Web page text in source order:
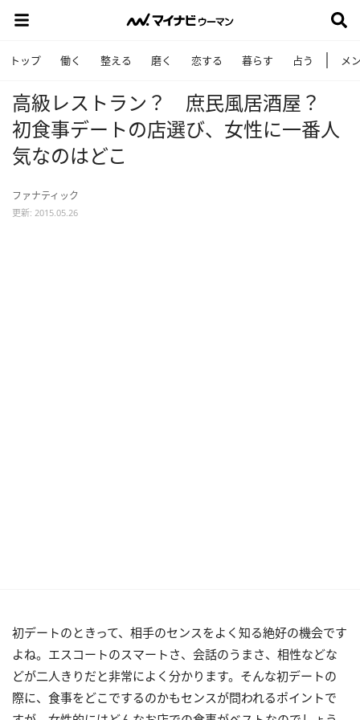
トップ 働く 整える 磨く 恋する 暮らす 占う メ
高級レストラン？ 庶民風居酒屋？
初食事デートの店選び、女性に一番人
気なのはどこ
ファナティック
更新: 2015.05.26
初デートのときって、相手のセンスをよく知る絶好の機会です
よね。エスコートのスマートさ、会話のうまさ、相性などな
どが二人きりだと非常によく分かります。そんな初デートの
際に、食事をどこでするのかもセンスが問われるポイントで